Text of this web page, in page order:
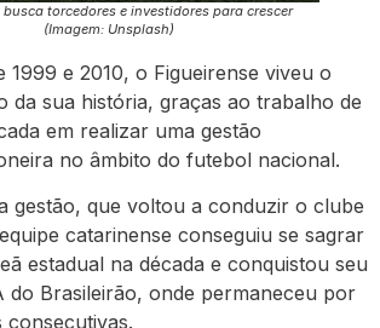
busca torcedores e investidores para crescer
(Imagem: Unsplash)
1999 e 2010, o Figueirense viveu o
da sua história, graças ao trabalho de
em realizar uma gestão
no âmbito do futebol nacional.
gestão, que voltou a conduzir o clube
catarinense conseguiu se sagrar
estadual na década e conquistou seu
do Brasileirão, onde permaneceu por
consecutivas.